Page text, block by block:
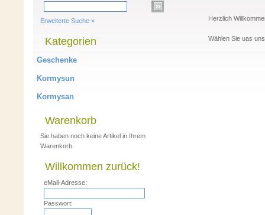
Herzlich
Wählen Sie uas
Erweiterte Suche »
Kategorien
Geschenke
Kormysun
Kormysan
Warenkorb
Sie haben noch keine Artikel in Ihrem
Warenkorb.
Willkommen zurück!
eMail-Adresse:
Passwort: